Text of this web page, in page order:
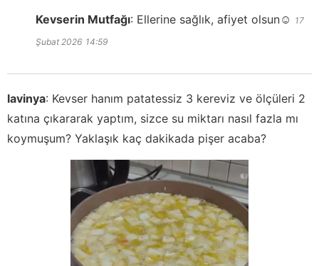
Kevserin Mutfağı: Ellerine sağlık, afiyet olsun☺️ 17
Şubat 2026 14:59
lavinya: Kevser hanım patatessiz 3 kereviz ve ölçüleri 2
katına çıkararak yaptım, sizce su miktarı nasıl fazla mı
koymuşum? Yaklaşık kaç dakikada pişer acaba?